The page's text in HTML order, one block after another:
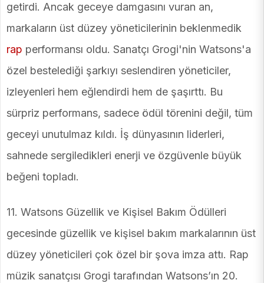
getirdi. Ancak geceye damgasını vuran an,
markaların üst düzey yöneticilerinin beklenmedik
rap performansı oldu. Sanatçı Grogi'nin Watsons'a
özel bestelediği şarkıyı seslendiren yöneticiler,
izleyenleri hem eğlendirdi hem de şaşırttı. Bu
sürpriz performans, sadece ödül törenini değil, tüm
geceyi unutulmaz kıldı. İş dünyasının liderleri,
sahnede sergiledikleri enerji ve özgüvenle büyük
beğeni topladı.
11. Watsons Güzellik ve Kişisel Bakım Ödülleri
gecesinde güzellik ve kişisel bakım markalarının üst
düzey yöneticileri çok özel bir şova imza attı. Rap
müzik sanatçısı Grogi tarafından Watsons’ın 20.